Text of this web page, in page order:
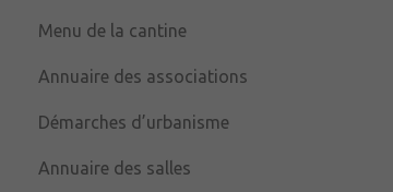
Menu de la cantine
Annuaire des associations
Démarches d’urbanisme
Annuaire des salles